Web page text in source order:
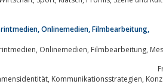
Onlinemedien, Filmbearbeitung,
Grafikdesign, Webdesign,
Konzeption, Gestaltung